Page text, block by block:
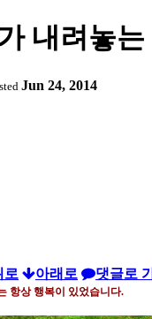
내려놓
Jun 24, 2014
로 아래로 댓글로
항상 행복이 있었습니다.